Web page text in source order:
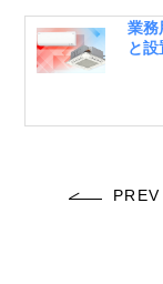
業務
と
PREV